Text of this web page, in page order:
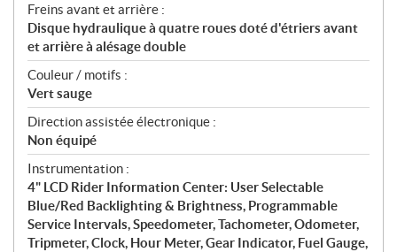
Freins avant et arrière :
Disque hydraulique à quatre roues doté d'étriers avant
et arrière à alésage double
Couleur / motifs :
Vert sauge
Direction assistée électronique :
Non équipé
Instrumentation :
4" LCD Rider Information Center: User Selectable
Blue/Red Backlighting & Brightness, Programmable
Service Intervals, Speedometer, Tachometer, Odometer,
Tripmeter, Clock, Hour Meter, Gear Indicator, Fuel Gauge,